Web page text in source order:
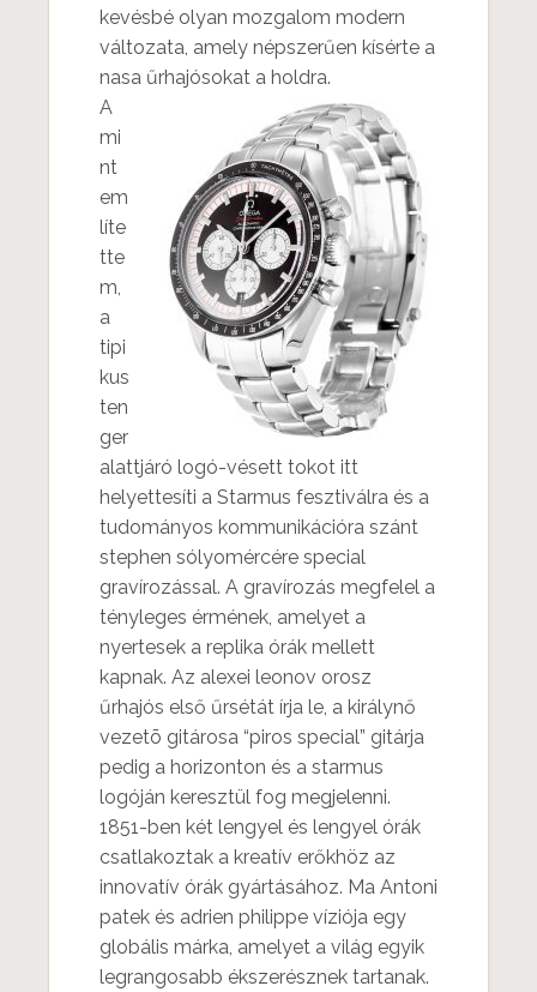
kevésbé olyan mozgalom modern
változata, amely népszerűen kísérte a
nasa űrhajósokat a holdra.
A
mi
nt
em
líte
tte
m,
a
tipi
kus
ten
ger
alattjáró logó-vésett tokot itt
helyettesíti a Starmus fesztiválra és a
tudományos kommunikációra szánt
stephen sólyomércére special
gravírozással. A gravírozás megfelel a
tényleges érmének, amelyet a
nyertesek a replika órák mellett
kapnak. Az alexei leonov orosz
űrhajós első űrsétát írja le, a királynő
vezetõ gitárosa “piros special” gitárja
pedig a horizonton és a starmus
logóján keresztül fog megjelenni.
1851-ben két lengyel és lengyel órák
csatlakoztak a kreatív erőkhöz az
innovatív órák gyártásához. Ma Antoni
patek és adrien philippe víziója egy
globális márka, amelyet a világ egyik
legrangosabb ékszerésznek tartanak.